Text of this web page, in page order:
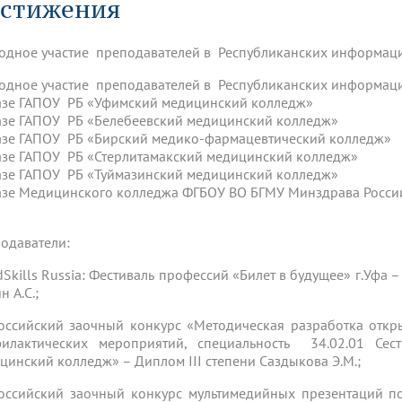
программа развития
граждан Фотогалерея
картой Реорганизация вуза
медицинский кластер
«Нижневолжский»
для студентов Я-профессионал
Социальная работа в системе
обучение
Инновационные
проекты
исследования и
ЛЭК
Аспирантура
мегагранта Полезные интернет-ссылки
университетов
Управление инновационной
деятельности
БГМУ Евразийский НОЦ
обучающихся БГМУ
БГМУ - ВУЗ здорового образа
90 лет Университету 85 лет
отделение «Движение
БГМУ
Альманах "Исторический
участие преподавателей в Республиканских
участие преподавателей в Республиканских
ГАПОУ РБ «Уфимский медицинский колледж»
ГАПОУ РБ «Белебеевский медицинский колледж»
ГАПОУ РБ «Бирский медико-фармацевтический колледж»
ГАПОУ РБ «Стерлитамакский медицинский колледж»
ГАПОУ РБ «Туймазинский медицинский колледж»
Медицинского колледжа ФГБОУ ВО БГМУ Минздрава
Russia: Фестиваль профессий «Билет в будущее» г.Уфа
А.С.;
заочный конкурс «Методическая разработка
мероприятий, специальность 34.02.01
колледж» – Диплом III степени Саздыкова Э.М.;
заочный конкурс мультимедийных презентаций